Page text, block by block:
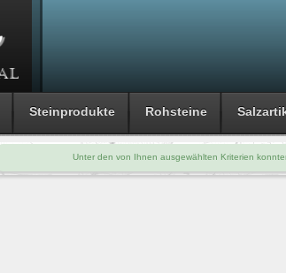
Steinprodukte Rohsteine
Unter den von Ihnen ausgewählten Kriterien